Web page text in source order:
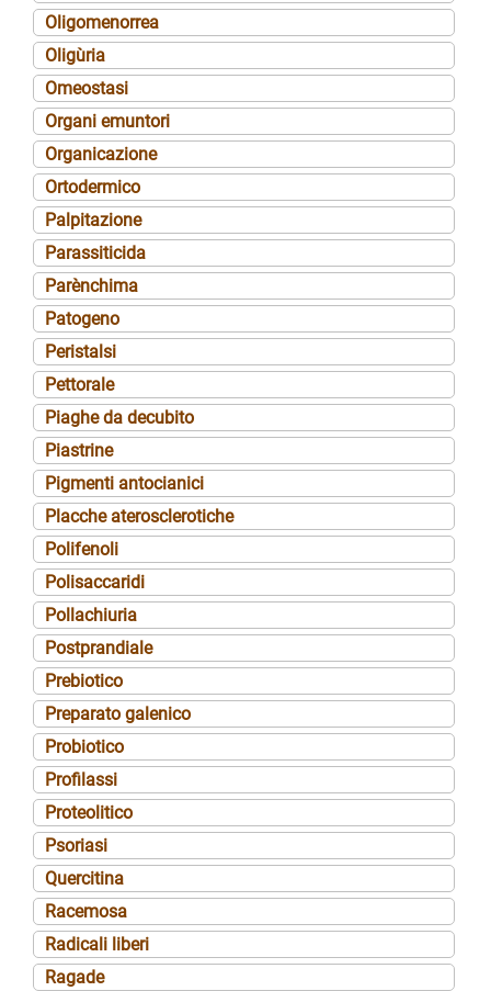
Oligomenorrea
Oligùria
Omeostasi
Organi emuntori
Organicazione
Ortodermico
Palpitazione
Parassiticida
Parènchima
Patogeno
Peristalsi
Pettorale
Piaghe da decubito
Piastrine
Pigmenti antocianici
Placche aterosclerotiche
Polifenoli
Polisaccaridi
Pollachiuria
Postprandiale
Prebiotico
Preparato galenico
Probiotico
Profilassi
Proteolitico
Psoriasi
Quercitina
Racemosa
Radicali liberi
Ragade